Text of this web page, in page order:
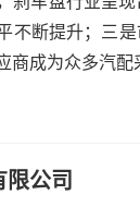
不断提升；三
商成为众多汽配
公司